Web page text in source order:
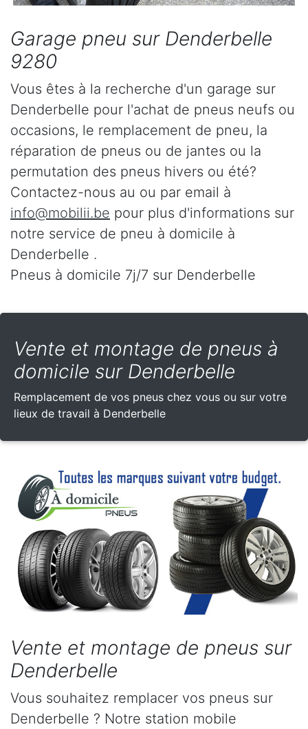
Garage pneu sur Denderbelle
9280
Vous êtes à la recherche d'un garage sur
Denderbelle pour l'achat de pneus neufs ou
occasions, le remplacement de pneu, la
réparation de pneus ou de jantes ou la
permutation des pneus hivers ou été?
Contactez-nous au ou par email à
info@mobilii.be pour plus d'informations sur
notre service de pneu à domicile à
Denderbelle .
Pneus à domicile 7j/7 sur Denderbelle
Vente et montage de pneus à
domicile sur Denderbelle
Remplacement de vos pneus chez vous ou sur votre
lieux de travail à Denderbelle
Vente et montage de pneus sur
Denderbelle
Vous souhaitez remplacer vos pneus sur
Denderbelle ? Notre station mobile